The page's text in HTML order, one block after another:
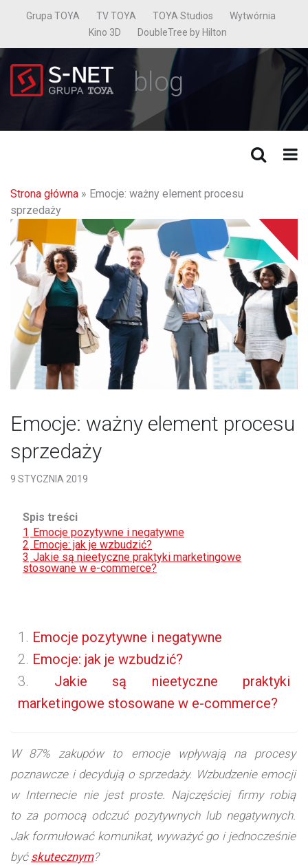
Grupa TOYA TV TOYA TOYA Studios
Wytwórnia
Kino 3D
DoubleTree by Hilton
blog
Strona główna » Emocje: ważny element procesu
sprzedaży
Emocje: ważny element procesu
sprzedaży
9 STYCZNIA 2019
Spis treści
1 Emocje pozytywne i negatywne
2 Emocje: jak je wzbudzić?
3 Jakie są nieetyczne praktyki marketingowe
stosowane w e-commerce?
Emocje pozytywne i negatywne
Emocje: jak je wzbudzić?
Jakie są nieetyczne praktyki
marketingowe stosowane w e-commerce?
W 87% zakupów to emocje wpływają na procesy
poznawcze i decydują o sprzedaży. Wzbudzenie emocji
w Internecie nie jest proste. Najczęściej firmy robią
to za pomocą odczuć pozytywnych lub negatywnych.
Jak formułować komunikat, wyważyć go i jednocześnie
być skutecznym?